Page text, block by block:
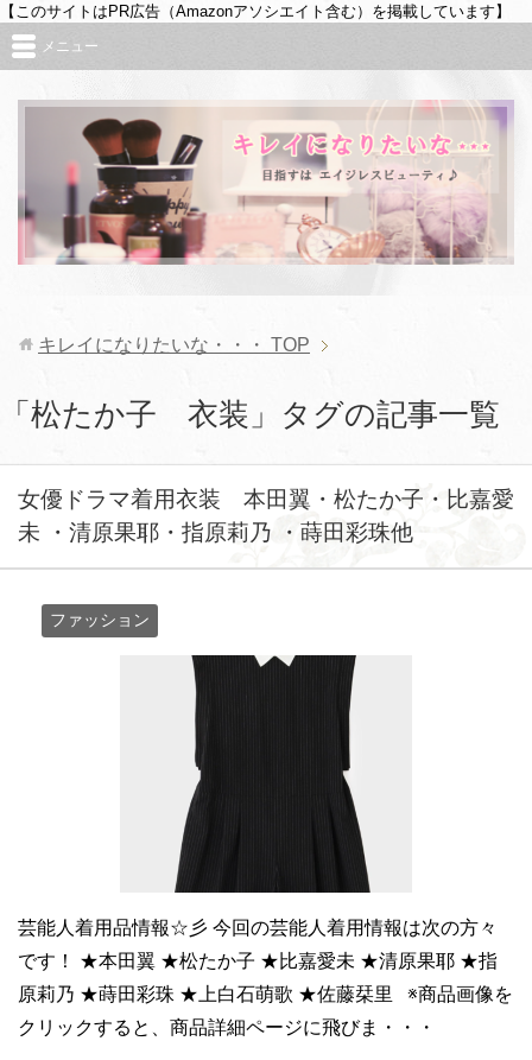
【このサイトはPR広告（Amazonアソシエイト含む）を掲載しています】
メニュー
キレイになりたいな・・・ TOP
「松たか子 衣装」タグの記事一覧
女優ドラマ着用衣装 本田翼・松たか子・比嘉愛
未 ・清原果耶・指原莉乃 ・蒔田彩珠他
ファッション
芸能人着用品情報☆彡 今回の芸能人着用情報は次の方々
です！ ★本田翼 ★松たか子 ★比嘉愛未 ★清原果耶 ★指
原莉乃 ★蒔田彩珠 ★上白石萌歌 ★佐藤栞里 ※商品画像を
クリックすると、商品詳細ページに飛びま・・・